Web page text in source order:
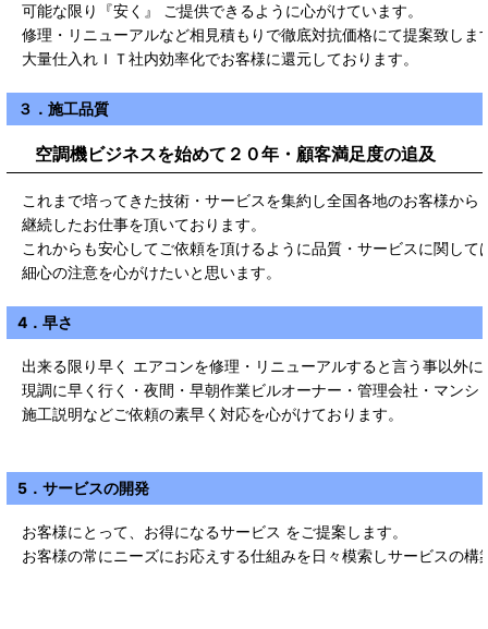
可能な限り『安く』 ご提供できるように心がけています。
修理・リニューアルなど相見積もりで徹底対抗価格にて提案致しま
大量仕入れＩＴ社内効率化でお客様に還元しております。
３．施工品質
空調機ビジネスを始めて２０年・顧客満足度の追及
これまで培ってきた技術・サービスを集約し全国各地のお客様から
継続したお仕事を頂いております。
これからも安心してご依頼を頂けるように品質・サービスに関して
細心の注意を心がけたいと思います。
4．早さ
出来る限り早く エアコンを修理・リニューアルすると言う事以外に
現調に早く行く・夜間・早朝作業ビルオーナー・管理会社・マンシ
施工説明などご依頼の素早く対応を心がけております。
5．サービスの開発
お客様にとって、お得になるサービス をご提案します。
お客様の常にニーズにお応えする仕組みを日々模索しサービスの構